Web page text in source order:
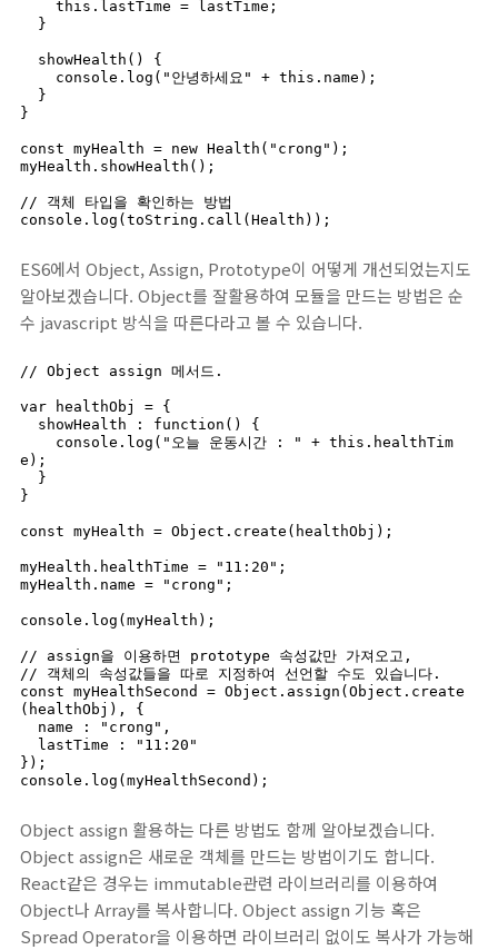
}
const myHealth = new Health("crong");
myHealth.showHealth();
// 객체 타입을 확인하는 방법
ES6에서 Object, Assign, Prototype이 어떻게 개선되었는지도
알아보겠습니다. Object를 잘활용하여 모듈을 만드는 방법은 순
수 javascript 방식을 따른다라고 볼 수 있습니다.
// Object assign 메서드.
var healthObj = {
e);
}
const myHealth = Object.create(healthObj);
myHealth.healthTime = "11:20";
myHealth.name = "crong";
console.log(myHealth);
// assign을 이용하면 prototype 속성값만 가져오고,
// 객체의 속성값들을 따로 지정하여 선언할 수도 있습니다.
const myHealthSecond = Object.assign(Object.create
(healthObj), {
});
console.log(myHealthSecond);
Object assign 활용하는 다른 방법도 함께 알아보겠습니다.
Object assign은 새로운 객체를 만드는 방법이기도 합니다.
React같은 경우는 immutable관련 라이브러리를 이용하여
Object나 Array를 복사합니다. Object assign 기능 혹은
Spread Operator을 이용하면 라이브러리 없이도 복사가 가능해